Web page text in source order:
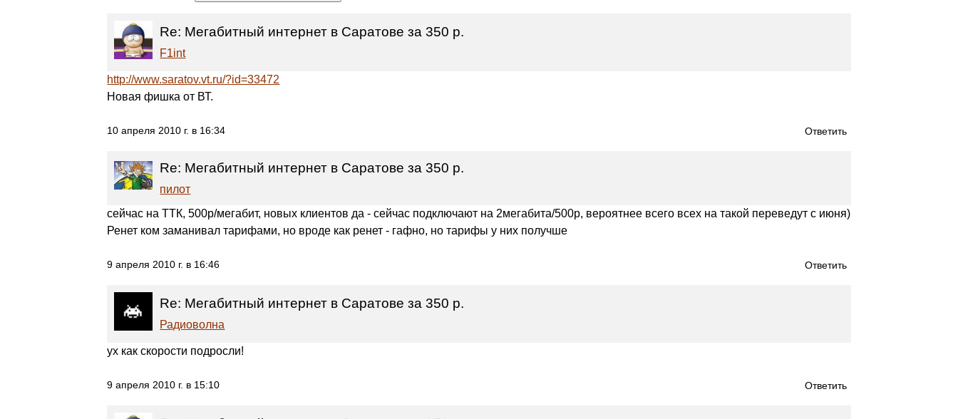
Re: Мегабитный интернет в Саратове за 350 р.
F1int
http://www.saratov.vt.ru/?id=33472
Новая фишка от ВТ.
Ответить
10 апреля 2010 г. в 16:34
Re: Мегабитный интернет в Саратове за 350 р.
пилот
сейчас на ТТК, 500р/мегабит, новых клиентов да - сейчас подключают на 2мегабита/500р, вероятнее всего всех на такой переведут с июня)
Ренет ком заманивал тарифами, но вроде как ренет - гафно, но тарифы у них получше
Ответить
9 апреля 2010 г. в 16:46
Re: Мегабитный интернет в Саратове за 350 р.
Радиоволна
ух как скорости подросли!
Ответить
9 апреля 2010 г. в 15:10